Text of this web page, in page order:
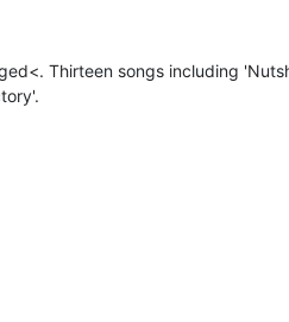
Thirteen songs including